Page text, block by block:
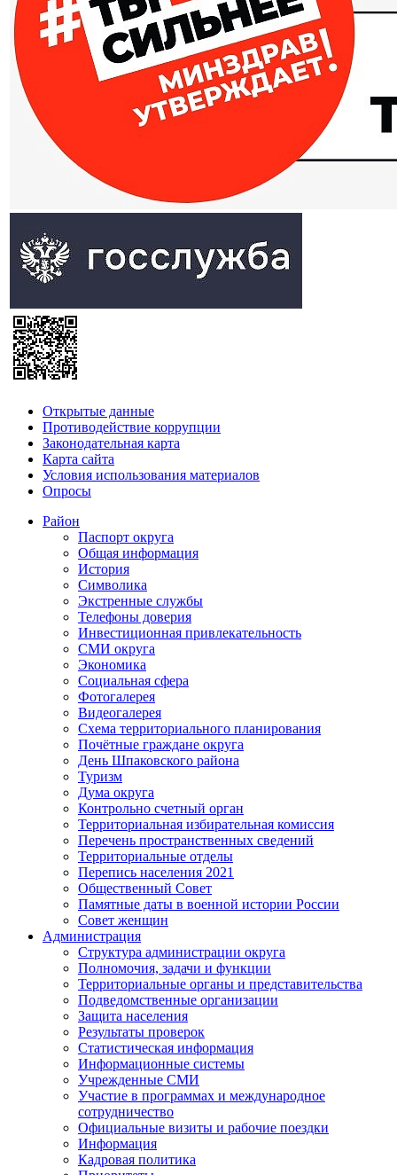
Открытые данные
Противодействие коррупции
Законодательная карта
Карта сайта
Условия использования материалов
Опросы
Район
Паспорт округа
Общая информация
История
Символика
Экстренные службы
Телефоны доверия
Инвестиционная привлекательность
СМИ округа
Экономика
Социальная сфера
Фотогалерея
Видеогалерея
Схема территориального планирования
Почётные граждане округа
День Шпаковского района
Туризм
Дума округа
Контрольно счетный орган
Территориальная избирательная комиссия
Перечень пространственных сведений
Территориальные отделы
Перепись населения 2021
Общественный Совет
Памятные даты в военной истории России
Совет женщин
Администрация
Структура администрации округа
Полномочия, задачи и функции
Территориальные органы и представительства
Подведомственные организации
Защита населения
Результаты проверок
Статистическая информация
Информационные системы
Учрежденные СМИ
Участие в программах и международное
сотрудничество
Официальные визиты и рабочие поездки
Информация
Кадровая политика